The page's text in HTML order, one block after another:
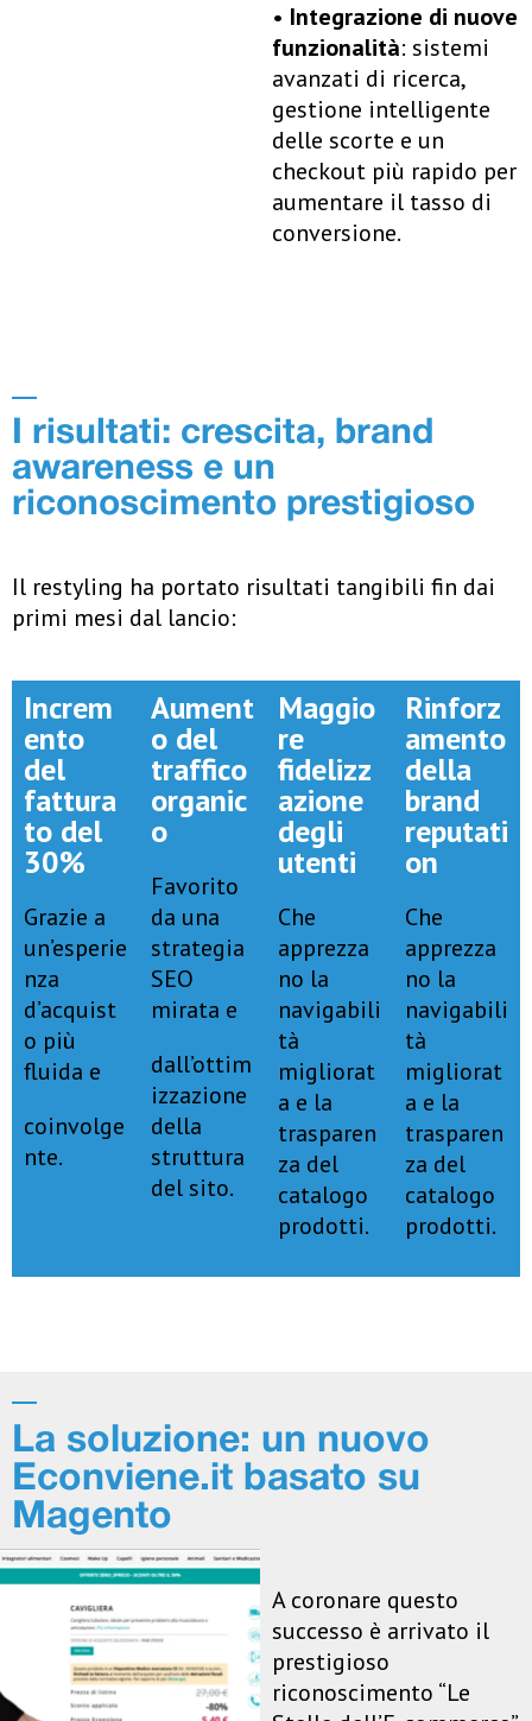
• Integrazione di nuove
funzionalità: sistemi
avanzati di ricerca,
gestione intelligente
delle scorte e un
checkout più rapido per
aumentare il tasso di
conversione.
I risultati: crescita, brand
awareness e un
riconoscimento prestigioso
Il restyling ha portato risultati tangibili fin dai
primi mesi dal lancio:
Increm
ento
del
fattura
to del
30%
Grazie a
un’esperie
nza
d’acquist
o più
fluida e
coinvolge
nte.
Aument
o del
traffico
organic
o
Favorito
da una
strategia
SEO
mirata e
dall’ottim
izzazione
della
struttura
del sito.
Maggio
re
fidelizz
azione
degli
utenti
Che
apprezza
no la
navigabili
tà
migliorat
a e la
trasparen
za del
catalogo
prodotti.
Rinforz
amento
della
brand
reputati
on
Che
apprezza
no la
navigabili
tà
migliorat
a e la
trasparen
za del
catalogo
prodotti.
La soluzione: un nuovo
Econviene.it basato su
Magento
A coronare questo
successo è arrivato il
prestigioso
riconoscimento “Le